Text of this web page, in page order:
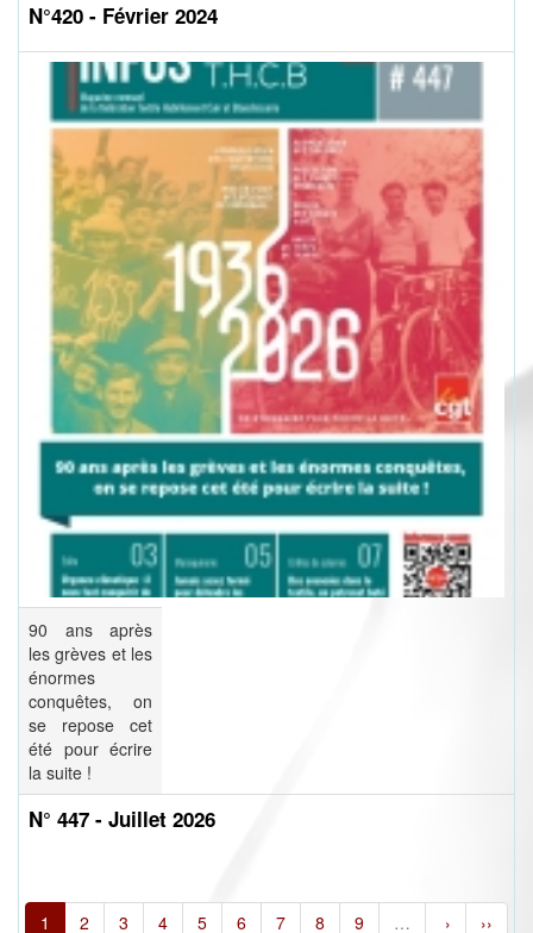
N°420 - Février 2024
90 ans après
les grèves et les
énormes
conquêtes, on
se repose cet
été pour écrire
la suite !
N° 447 - Juillet 2026
1 2 3 4 5 6 7 8 9 … › ››